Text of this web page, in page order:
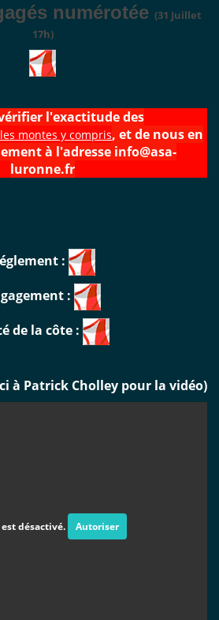
numérotée (31 Juillet
17h)
l'exactitude des
montes y compris, et de nous en
à l'adresse info@asa-
luronne.fr
:
:
de la côte :
à Patrick Cholley pour la vidéo)
désactivé. Autoriser